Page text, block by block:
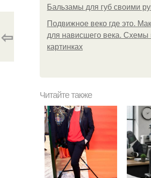
Бальзамы для губ своими
Подвижное веко где это.
для нависшего века. Схемы
картинках
⇦
Читайте также